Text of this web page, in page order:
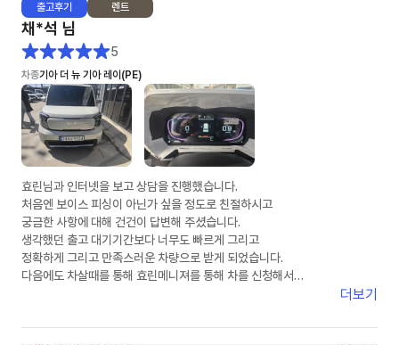
출고후기 렌트
채*석 님
5
차종기아 더 뉴 기아 레이(PE)
효린님과 인터넷을 보고 상담을 진행했습니다.
처음엔 보이스 피싱이 아닌가 싶을 정도로 친절하시고
궁금한 사항에 대해 건건이 답변해 주셨습니다.
생각했던 출고 대기기간보다 너무도 빠르게 그리고
정확하게 그리고 만족스러운 차량으로 받게 되었습니다.
다음에도 차살때를 통해 효린메니져를 통해 차를 신청해서
다시한번 감사의 말을 전합니다.
더보기